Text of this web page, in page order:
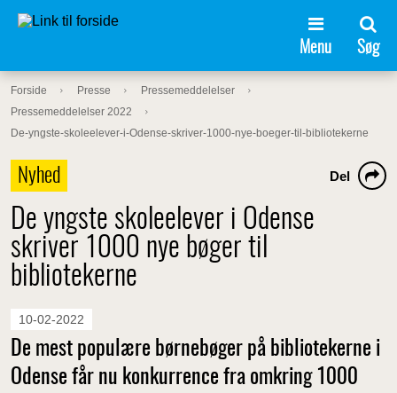
Menu Søg
Forside Presse
Pressemeddelelser
Pressemeddelelser 2022
De-yngste-skoleelever-i-Odense-skriver-1000-nye-boeger-til-bibliotekerne
Nyhed
De yngste skoleelever i Odense
skriver 1000 nye bøger til
bibliotekerne
Del
10-02-2022
De mest populære børnebøger på bibliotekerne i
Odense får nu konkurrence fra omkring 1000